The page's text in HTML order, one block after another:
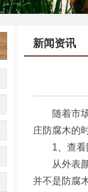
新闻资讯
随着市场
庄防腐木的
1、查看
从外表颜
并不是防腐